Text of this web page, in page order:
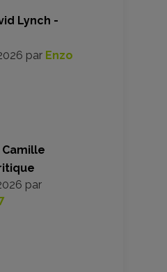
Lynch -
par Enzo
par